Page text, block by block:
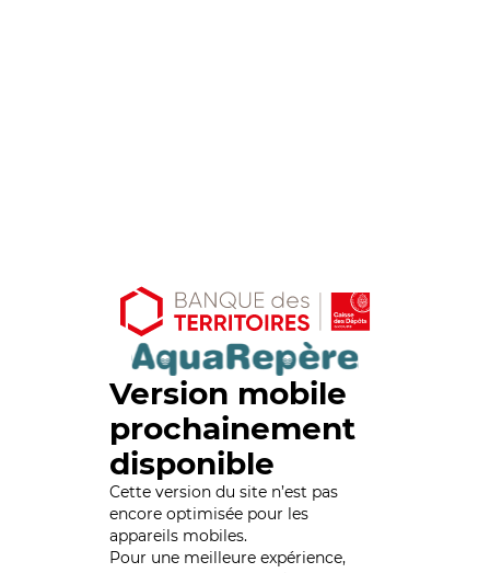
Version mobile
prochainement
disponible
Cette version du site n’est pas
encore optimisée pour les
appareils mobiles.
Pour une meilleure expérience,